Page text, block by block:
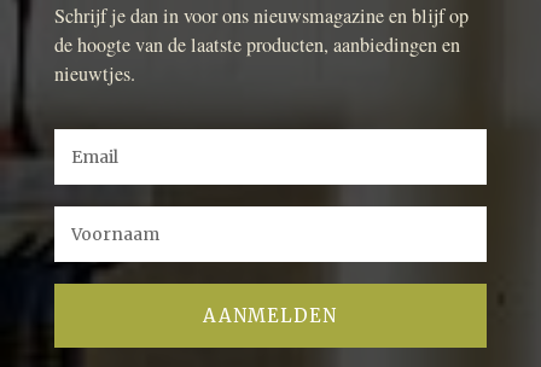
Schrijf je dan in voor ons nieuwsmagazine en blijf op
de hoogte van de laatste producten, aanbiedingen en
nieuwtjes.